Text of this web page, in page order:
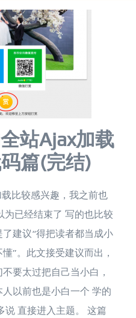
站Ajax加载
篇(完结)
比较感兴趣，我之前也
为已经结束了 写的也比较
建议“得把读者都当成小
”。此文接受建议而出，
要太过把自己当小白，
以前也是小白一个 学的
说 直接进入主题。 这篇